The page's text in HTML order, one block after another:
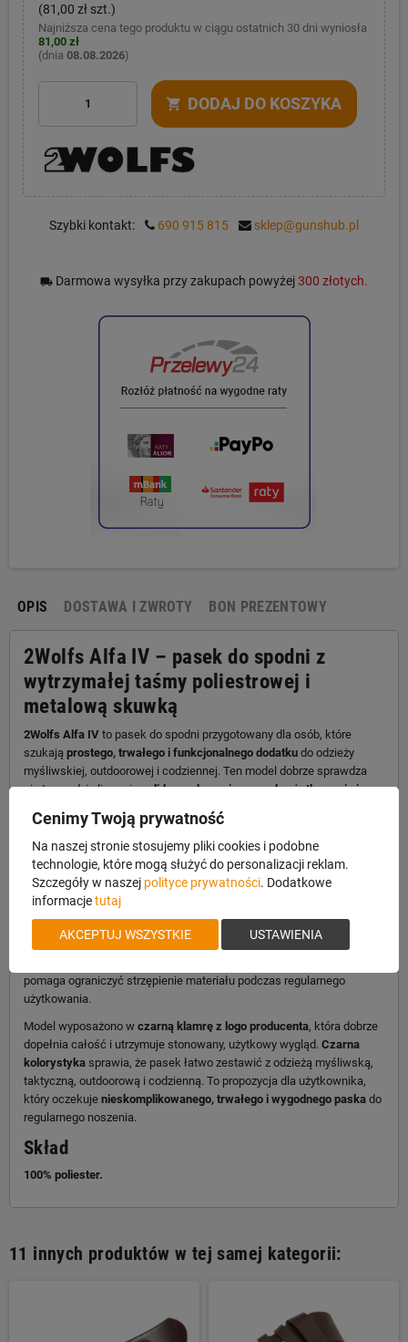
(81,00 zł szt.)
Najniższa cena tego produktu w ciągu ostatnich 30 dni wyniosła
81,00 zł
(dnia 08.08.2026)
shopping_cart DODAJ DO KOSZYKA
Szybki kontakt: 690 915 815 sklep@gunshub.pl
local_shipping Darmowa wysyłka przy zakupach powyżej300 złotych.
OPIS DOSTAWA I ZWROTY BON PREZENTOWY
2Wolfs Alfa IV – pasek do spodni z
wytrzymałej taśmy poliestrowej i
metalową skuwką
2Wolfs Alfa IV to pasek do spodni przygotowany dla osób, które
szukają prostego, trwałego i funkcjonalnego dodatku do odzieży
myśliwskiej, outdoorowej i codziennej. Ten model dobrze sprawdza
się tam, gdzie liczy sięsolidne wykonanie, wygoda użytkowania i
poliestru, który dobrze odpowiada codziennemu użytkowaniu i
zachowuje praktyczny, użytkowy charakter. W praktyce oznacza to
pasek lekki, prosty w obsłudze i odpowiedni zarówno do spodni
terenowych, jak i do codziennej odzieży.
stabilne ułożenie w szlufkach, a
długość 130 cm
daje możliwość
dopasowania do różnych sylwetek. Dodatkowym atutem jest
pomaga ograniczyć strzępienie materiału podczas regularnego
użytkowania.
Model wyposażono w czarną klamrę z logo producenta, która dobrze
dopełnia całość i utrzymuje stonowany, użytkowy wygląd. Czarna
kolorystyka sprawia, że pasek łatwo zestawić z odzieżą myśliwską,
taktyczną, outdoorową i codzienną. To propozycja dla użytkownika,
który oczekuje nieskomplikowanego, trwałego i wygodnego paska do
regularnego noszenia.
Skład
100% poliester.
11 innych produktów w tej samej kategorii:
Cenimy Twoją prywatność
Na naszej stronie stosujemy pliki cookies i podobne
technologie, które mogą służyć do personalizacji reklam.
Szczegóły w naszej polityce prywatności. Dodatkowe
informacjetutaj
AKCEPTUJ WSZYSTKIE USTAWIENIA